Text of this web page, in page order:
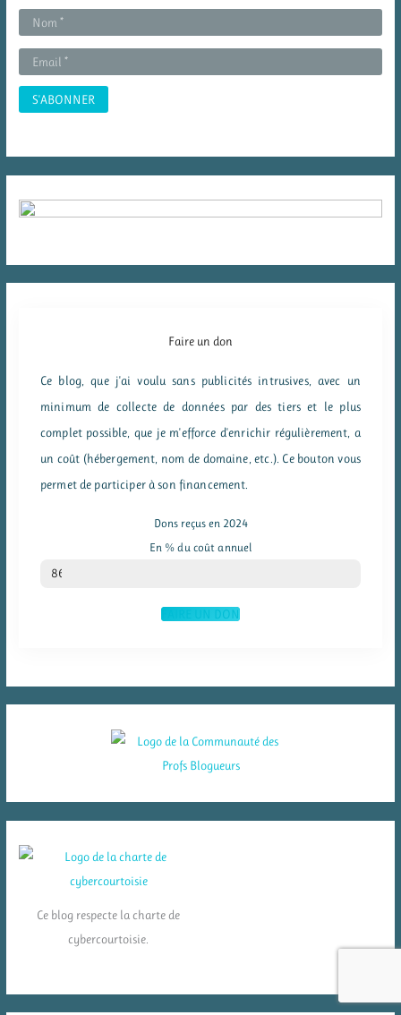
:
Faire un don
Ce blog, que j'ai voulu sans publicités intrusives, avec un
minimum de collecte de données par des tiers et le plus
complet possible, que je m'efforce d'enrichir régulièrement, a
un coût (hébergement, nom de domaine, etc.). Ce bouton vous
permet de participer à son financement.
Dons reçus en 2024
En % du coût annuel
% du coût annuel
86
FAIRE UN DON
Ce blog respecte la charte de
cybercourtoisie.